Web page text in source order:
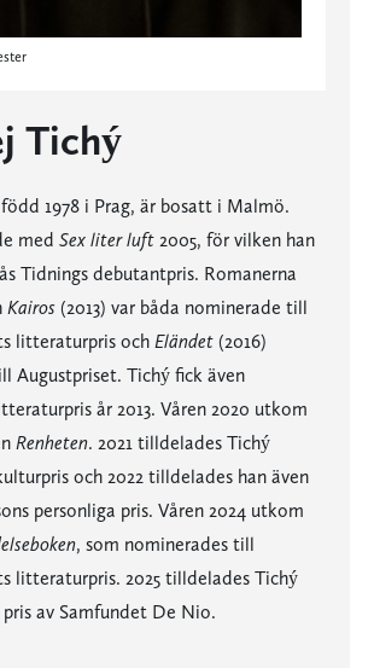
Tichý
1978 i Prag, är bosatt i Malmö.
med Sex liter luft 2005, för vilken han
Tidnings debutantpris. Romanerna
Kairos (2013) var båda nominerade till
litteraturpris och Eländet (2016)
Augustpriset. Tichý fick även
år 2013. Våren 2020 utkom
Renheten. 2021 tilldelades Tichý
och 2022 tilldelades han även
personliga pris. Våren 2024 utkom
, som nominerades till
litteraturpris. 2025 tilldelades Tichý
pris av Samfundet De Nio.